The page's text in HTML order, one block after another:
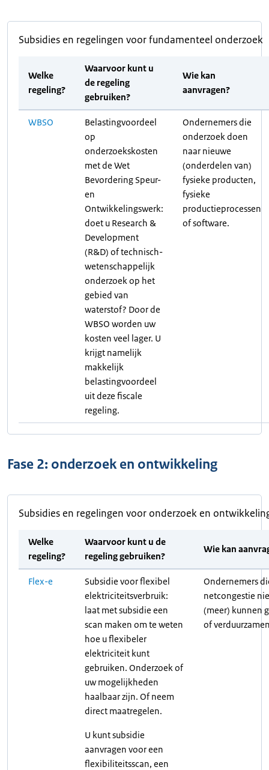
Subsidies en regelingen voor fundamenteel onderzoek
Welke
regeling?
Waarvoor kunt u
de regeling
gebruiken?
Wie kan
aanvragen?
WBSO
Belastingvoordeel
op
onderzoekskosten
met de Wet
Bevordering Speur-
en
Ontwikkelingswerk:
doet u Research &
Development
(R&D) of technisch-
wetenschappelijk
onderzoek op het
gebied van
waterstof? Door de
WBSO worden uw
kosten veel lager. U
krijgt namelijk
makkelijk
belastingvoordeel
uit deze fiscale
regeling.
Ondernemers die
onderzoek doen
naar nieuwe
(onderdelen van)
fysieke producten,
fysieke
productieprocessen
of software.
Fase 2: onderzoek en ontwikkeling
Subsidies en regelingen voor onderzoek en
Welke
regeling?
Waarvoor kunt u de
regeling gebruiken?
Wie kan
Flex-e
Subsidie voor flexibel
elektriciteitsverbruik:
laat met subsidie een
scan maken om te weten
hoe u flexibeler
elektriciteit kunt
gebruiken. Onderzoek of
uw mogelijkheden
haalbaar zijn. Of neem
direct maatregelen.
U kunt subsidie
aanvragen voor een
flexibiliteitsscan, een
Ondernemers
netcongestie
(meer) kunnen
of